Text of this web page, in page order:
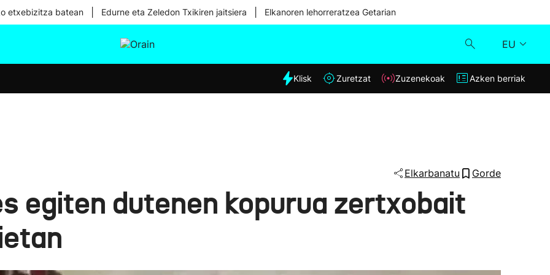
etxebizitza batean Edurne eta Zeledon Txikiren jaitsiera Elkanoren lehorreratzea Getarian
EU
Eguraldia
Klisk
Azken berriak
Klisk Zuretzat Zuzenekoak Azken berriak
Elkarbanatu Gorde
egiten dutenen kopurua zertxobait